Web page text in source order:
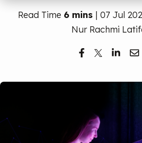
Read Time 6 mins | 07 Jul
Nur Rachmi